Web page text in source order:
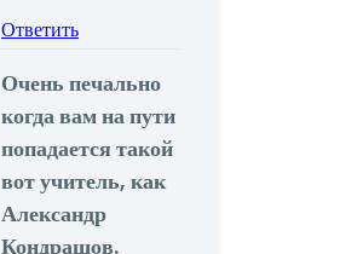
Ответить
Очень печально
когда вам на пути
попадается такой
вот учитель, как
Александр
Кондрашов.